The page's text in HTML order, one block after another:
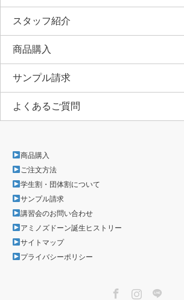
スタッフ紹介
商品購入
サンプル請求
よくあるご質問
商品購入
ご注文方法
学生割・団体割について
サンプル請求
講習会のお問い合わせ
アミノズドーン誕生ヒストリー
サイトマップ
プライバシーポリシー